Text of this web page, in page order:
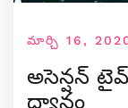
మార్చి 16,
అసెన్షన్
ధ్యానం